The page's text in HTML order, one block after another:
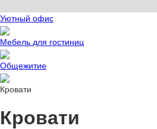
Уютный офис
Мебель для гостиниц
Общежитие
Кровати
Кровати